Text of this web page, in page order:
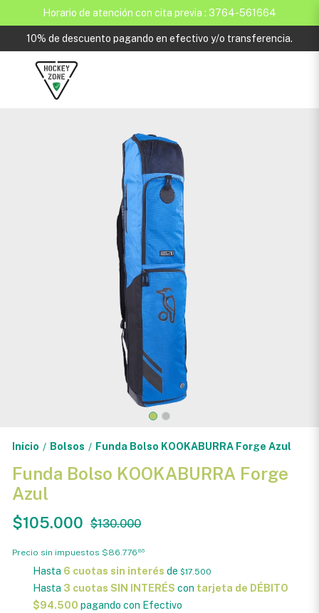
Horario de atención con cita previa : 3764-561664
10% de descuento pagando en efectivo y/o transferencia.
Inicio / Bolsos / Funda Bolso KOOKABURRA Forge Azul
Funda Bolso KOOKABURRA Forge
Azul
$105.000 $130.000
Precio sin impuestos $86.776 86
Hasta 6 cuotas sin interés de $17.500
Hasta 3 cuotas SIN INTERÉS con tarjeta de DÉBITO
$94.500 pagando con Efectivo